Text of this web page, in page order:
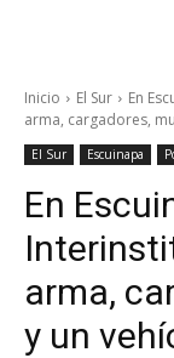
Inicio El Sur
En
arma, cargadores,
El Sur Escuinapa
En
arma,
y un